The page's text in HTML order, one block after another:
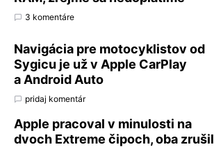
3 komentáre
Navigácia pre motocyklistov od
Sygicu je už v Apple CarPlay
a Android Auto
pridaj komentár
Apple pracoval v minulosti na
dvoch Extreme čipoch, oba zrušil